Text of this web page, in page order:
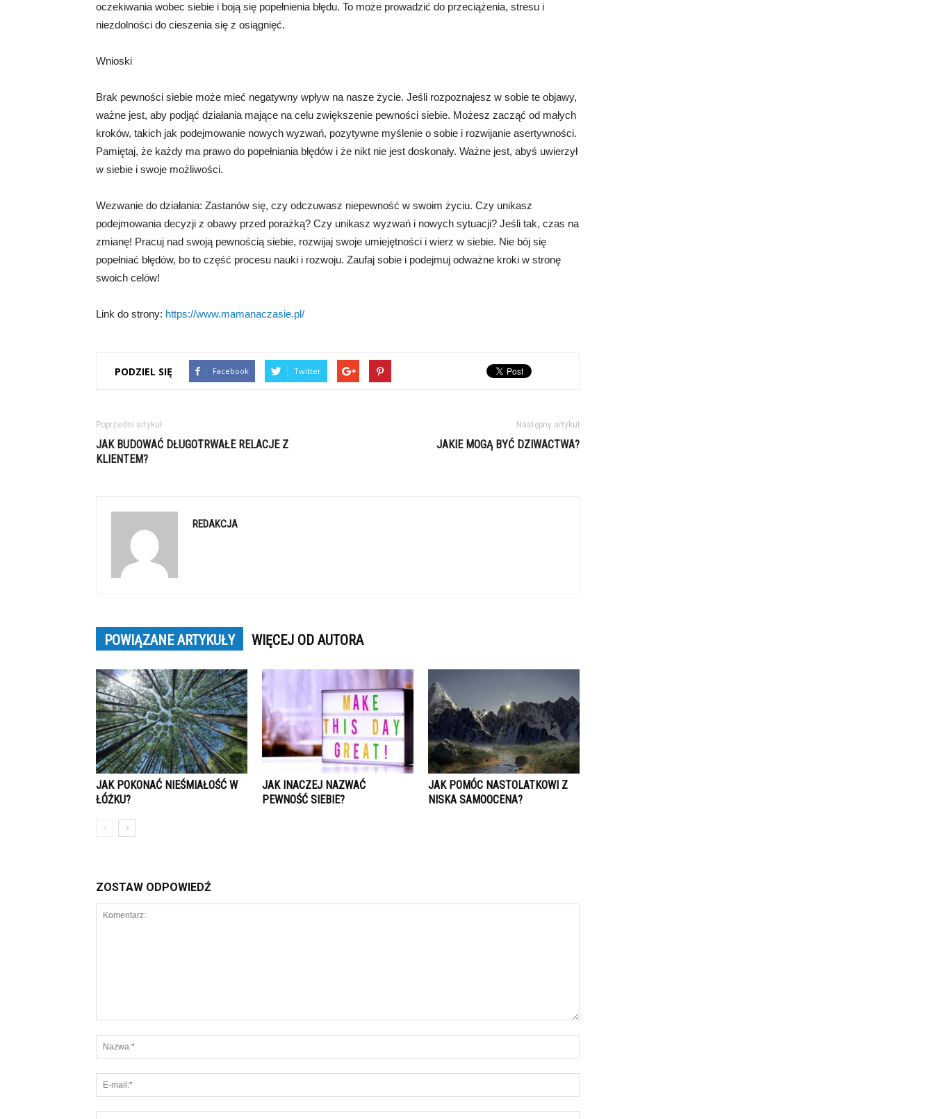
oczekiwania wobec siebie i boją się popełnienia błędu. To może prowadzić do przeciążenia, stresu i
niezdolności do cieszenia się z osiągnięć.
Wnioski
Brak pewności siebie może mieć negatywny wpływ na nasze życie. Jeśli rozpoznajesz w sobie te objawy,
ważne jest, aby podjąć działania mające na celu zwiększenie pewności siebie. Możesz zacząć od małych
kroków, takich jak podejmowanie nowych wyzwań, pozytywne myślenie o sobie i rozwijanie asertywności.
Pamiętaj, że każdy ma prawo do popełniania błędów i że nikt nie jest doskonały. Ważne jest, abyś uwierzył
w siebie i swoje możliwości.
Wezwanie do działania: Zastanów się, czy odczuwasz niepewność w swoim życiu. Czy unikasz
podejmowania decyzji z obawy przed porażką? Czy unikasz wyzwań i nowych sytuacji? Jeśli tak, czas na
zmianę! Pracuj nad swoją pewnością siebie, rozwijaj swoje umiejętności i wierz w siebie. Nie bój się
popełniać błędów, bo to część procesu nauki i rozwoju. Zaufaj sobie i podejmuj odważne kroki w stronę
swoich celów!
Link do strony: https://www.mamanaczasie.pl/
PODZIEL SIĘ Facebook Twitter
Poprzedni artykuł
JAK BUDOWAĆ DŁUGOTRWAŁE RELACJE Z
KLIENTEM?
Następny artykuł
JAKIE MOGĄ BYĆ DZIWACTWA?
REDAKCJA
POWIĄZANE ARTYKUŁY WIĘCEJ OD AUTORA
JAK POKONAĆ NIEŚMIAŁOŚĆ W
ŁÓŻKU?
JAK INACZEJ NAZWAĆ
PEWNOŚĆ SIEBIE?
JAK POMÓC NASTOLATKOWI Z
NISKA SAMOOCENA?
ZOSTAW ODPOWIEDŹ